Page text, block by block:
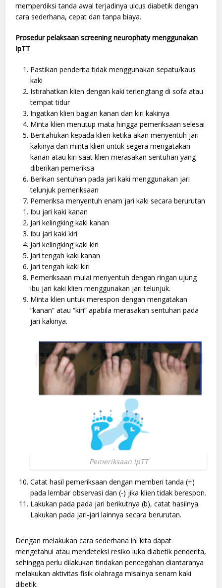
memperdiksi tanda awal terjadinya ulcus diabetik dengan
cara sederhana, cepat dan tanpa biaya.
Prosedur pelaksaan screening neurophaty menggunakan
IpTT
Pastikan penderita tidak menggunakan sepatu/kaus
kaki
Istirahatkan klien dengan kaki terlengtang di sofa atau
tempat tidur
Ingatkan klien bagian kanan dan kiri kakinya
Minta klien menutup mata hingga pemeriksaan selesai
Beritahukan kepada klien ketika akan menyentuh jari
kakinya dan minta klien untuk segera mengatakan
kanan atau kiri saat klien merasakan sentuhan yang
diberikan pemeriksa
Berikan sentuhan pada jari kaki menggunakan jari
telunjuk pemeriksaan
Pemeriksa menyentuh enam jari kaki secara berurutan
Ibu jari kaki kanan
Jari kelingking kaki kanan
Ibu jari kaki kiri
Jari kelingking kaki kiri
Jari tengah kaki kanan
Jari tengah kaki kiri
Pemeriksaan mulai menyentuh dengan ringan ujung
ibu jari kaki klien menggunakan jari telunjuk.
Minta klien untuk merespon dengan mengatakan
“kanan” atau “kiri” apabila merasakan sentuhan pada
jari kakinya.
Pemeriksaan IpTT
Catat hasil pemeriksaan dengan memberi tanda (+)
pada lembar observasi dan (-) jika klien tidak berespon.
Lakukan pada pada jari berikutnya (b), catat hasilnya.
Lakukan pada jari-jari lainnya secara berurutan.
Dengan melakukan cara sederhana ini kita dapat
mengetahui atau mendeteksi resiko luka diabetik penderita,
sehingga perlu dilakukan tindakan pencegahan diantaranya
melakukan aktivitas fisik olahraga misalnya senam kaki
dibetik.